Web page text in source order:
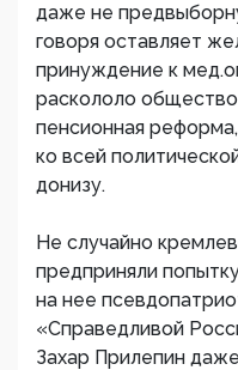
даже не
говоря оставляет
принуждение к
раскололо
пенсионная
ко всей
донизу.
Не случайно
предприняли
на нее
«Справедливой
Захар Прилепин